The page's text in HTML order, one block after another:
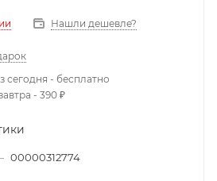
Нашли дешевле?
сегодня - бесплатно
- 390 ₽
00000312774